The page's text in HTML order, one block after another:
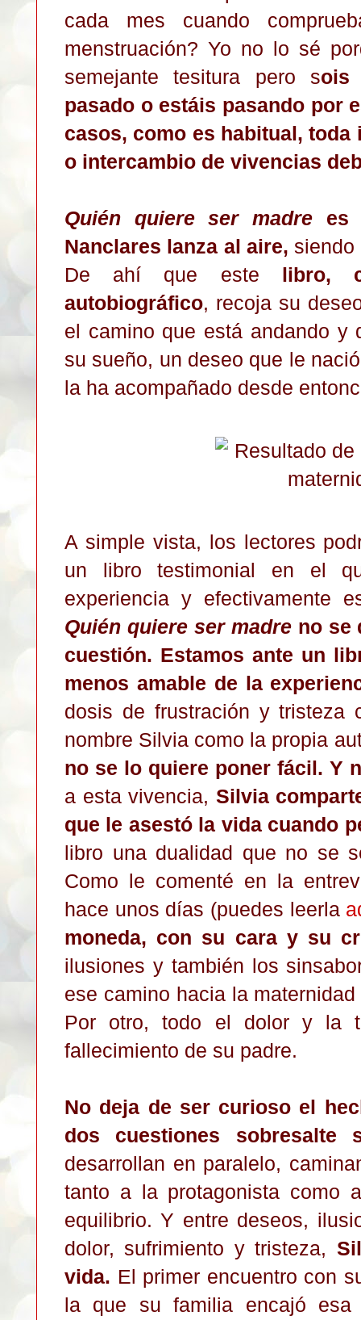
cada mes cuando
menstruación? Yo no lo sé
semejante tesitura pero sois
pasado o estáis pasando por
casos, como es habitual,
o intercambio de vivencias
Quién quiere ser madre es
Nanclares lanza al aire, siendo
De ahí que este libro,
autobiográfico, recoja su
el camino que está andando y
su sueño, un deseo que le
la ha acompañado desde
A simple vista, los lectores
un libro testimonial en el
experiencia y efectivamente
Quién quiere ser madreno se
cuestión. Estamos ante un
menos amable de la
dosis de frustración y tristeza
nombre Silvia como la propia
no se lo quiere poner fácil. Y
a esta vivencia, Silvia
que le asestó la vida cuando
libro una dualidad que no se
Como le comenté en la
hace unos días (puedes leerla
moneda, con su cara y su
ilusiones y también los
ese camino hacia la
Por otro, todo el dolor y la
fallecimiento de su padre.
No deja de ser curioso el
dos cuestiones sobresalte
desarrollan en paralelo,
tanto a la protagonista como
equilibrio. Y entre deseos,
dolor, sufrimiento y tristeza,
vida. El primer encuentro con
la que su familia encajó